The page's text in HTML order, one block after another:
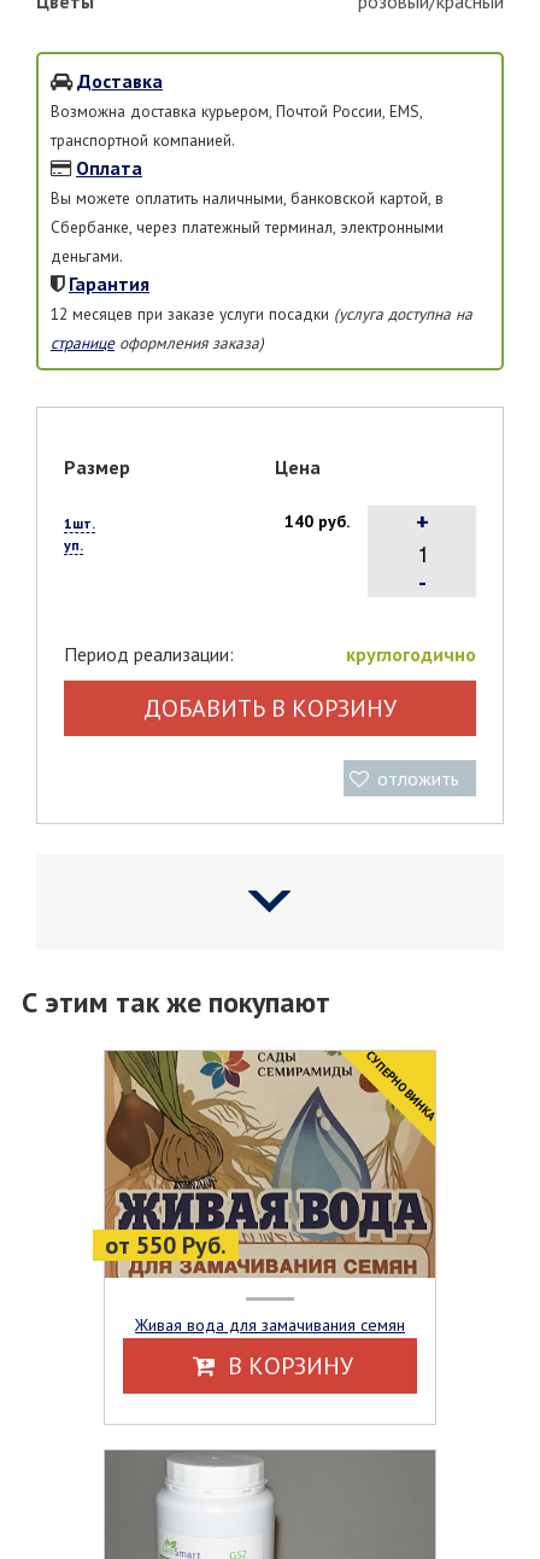
Доставка
Возможна доставка курьером, Почтой России, EMS,
транспортной компанией.
Оплата
Вы можете оплатить наличными, банковской картой, в
Сбербанке, через платежный терминал, электронными
деньгами.
Гарантия
12 месяцев при заказе услуги посадки (услуга доступна на
страницеоформления заказа)
Размер Цена
1шт.
уп.
140 руб.
-
+
Период реализации: круглогодично
ДОБАВИТЬ В КОРЗИНУ
отложить
С этим так же покупают
от 550 Руб.
CУПЕРНОВИНКА
Живая вода для замачивания семян
В КОРЗИНУ